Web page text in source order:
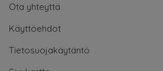
Ota yhteyttä
Käyttöehdot
Tietosuojakäytäntö